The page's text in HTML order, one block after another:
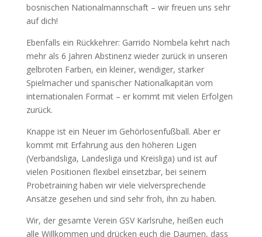
bosnischen Nationalmannschaft – wir freuen uns sehr
auf dich!
Ebenfalls ein Rückkehrer: Garrido Nombela kehrt nach
mehr als 6 Jahren Abstinenz wieder zurück in unseren
gelbroten Farben, ein kleiner, wendiger, starker
Spielmacher und spanischer Nationalkapitän vom
internationalen Format – er kommt mit vielen Erfolgen
zurück.
Knappe ist ein Neuer im Gehörlosenfußball. Aber er
kommt mit Erfahrung aus den höheren Ligen
(Verbandsliga, Landesliga und Kreisliga) und ist auf
vielen Positionen flexibel einsetzbar, bei seinem
Probetraining haben wir viele vielversprechende
Ansätze gesehen und sind sehr froh, ihn zu haben.
Wir, der gesamte Verein GSV Karlsruhe, heißen euch
alle Willkommen und drücken euch die Daumen, dass